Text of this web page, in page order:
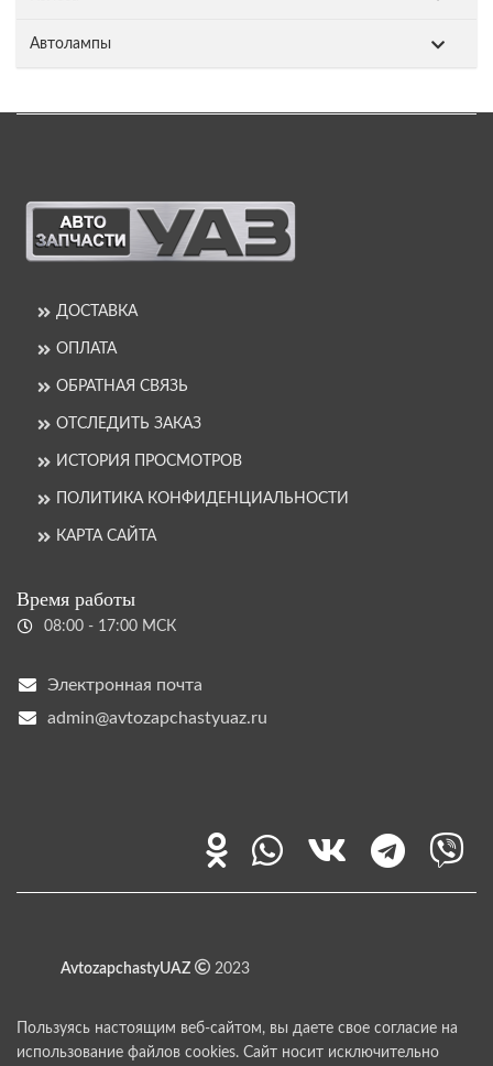
Автолампы
ДОСТАВКА
ОПЛАТА
ОБРАТНАЯ СВЯЗЬ
ОТСЛЕДИТЬ ЗАКАЗ
ИСТОРИЯ ПРОСМОТРОВ
ПОЛИТИКА КОНФИДЕНЦИАЛЬНОСТИ
КАРТА САЙТА
Время работы
08:00 - 17:00 МСК
Электронная почта
admin@avtozapchastyuaz.ru
AvtozapchastyUAZ 2023
Пользуясь настоящим веб-сайтом, вы даете свое согласие на
использование файлов cookies. Сайт носит исключительно